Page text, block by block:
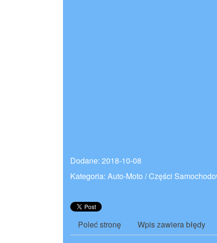
Dodane: 2018-10-08
Kategoria: Auto-Moto / Części
Poleć stronę Wpis zawiera błędy